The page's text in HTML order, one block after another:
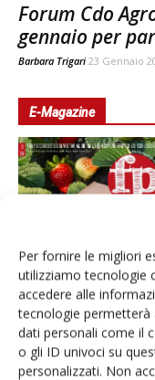
Per fornire le migliori
utilizziamo tecnologie
accedere alle
tecnologie permetterà
dati personali come il
o gli ID univoci su
personalizzati. Non
Forum Cdo
gennaio per
Barbara Trigari 23 Gennaio
E-Magazine